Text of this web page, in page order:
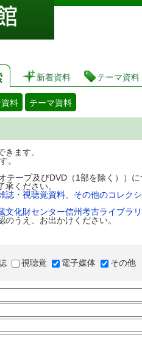
図書館 蔵書
新着資料 テーマ資料
料 テーマ資料
ます。
。
ープ及びDVD（1部を除く））
ください。
誌・視聴覚資料、その他のコレクシ
文化財センター信州考古ライブラ
うえ、お出かけください。
視聴覚 電子媒体 その他